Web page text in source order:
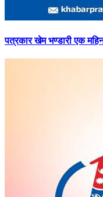
पत्रकारखेम भण्डारी एक